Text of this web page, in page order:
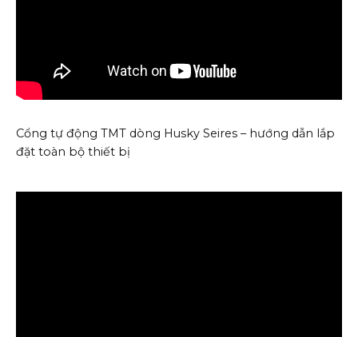
Cổng tự động TMT dòng Husky Seires – hướng dẫn lắp
đặt toàn bộ thiết bị